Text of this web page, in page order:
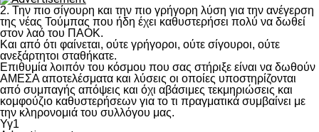
2. Την πιο σίγουρη και την πιο γρήγορη λύση για την ανέγερση
της νέας Τούμπας που ήδη έχει καθυστερήσει πολύ να δωθεί
στον λαό του ΠΑΟΚ.
Και από ότι φαίνεται, ούτε γρήγοροι, ούτε σίγουροι, ούτε
ανεξάρτητοι σταθήκατε.
Επιθυμία λοιπόν του κόσμου που σας στήριξε είναι να δωθούν
ΑΜΕΣΑ αποτελέσματα και λύσεις οι οποίες υποστηρίζονται
από συμπαγής απόψεις και όχι αβάσιμες τεκμηριώσεις και
κομφούζιο καθυστερήσεων για το τι πραγματικά συμβαίνει με
την κληρονομιά του συλλόγου μας.
Υγ1